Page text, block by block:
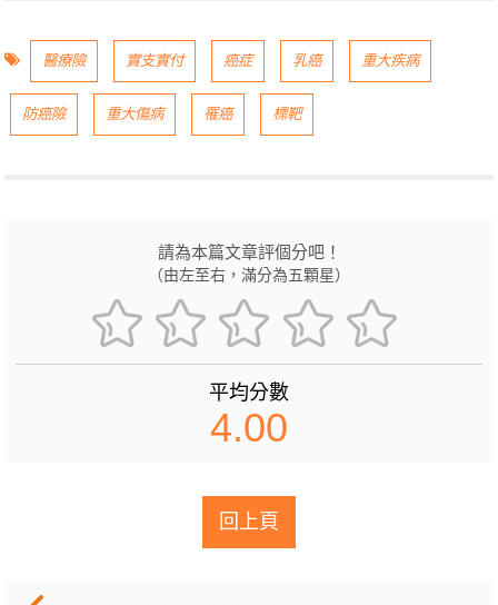
醫療險 實支實付 癌症 乳癌 重大疾病
防癌險 重大傷病 罹癌 標靶
請為本篇文章評個分吧！
（由左至右，滿分為五顆星）
平均分數
4.00
回上頁